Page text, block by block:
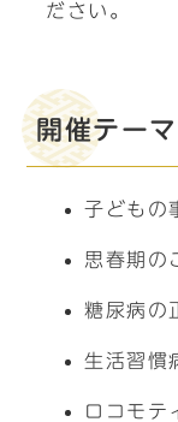
ださい。
開催テーマ
子どもの
思春期の
糖尿病の
生活習慣
ロコモテ